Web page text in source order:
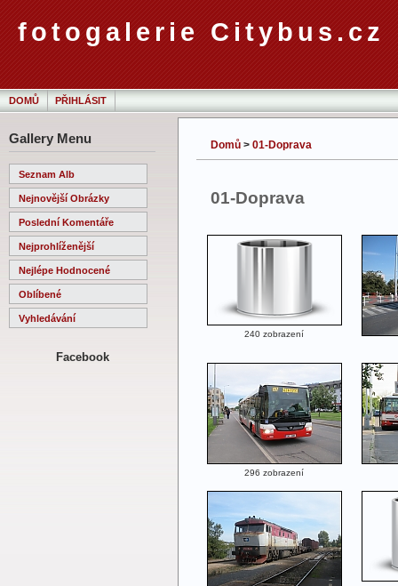
fotogalerie Citybus.cz
DOMŮ PŘIHLÁSIT
Gallery Menu
Seznam Alb
Nejnovější Obrázky
Poslední Komentáře
Nejprohlíženější
Nejlépe Hodnocené
Oblíbené
Vyhledávání
Facebook
Domů > 01-Doprava
01-Doprava
240 zobrazení
296 zobrazení